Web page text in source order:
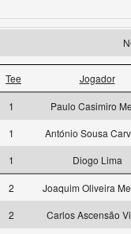
Tee Jogador
1
Paulo Casimiro
1
António Sousa
1 Diogo Lima
2
Joaquim Oliveira
2
Carlos Ascensão